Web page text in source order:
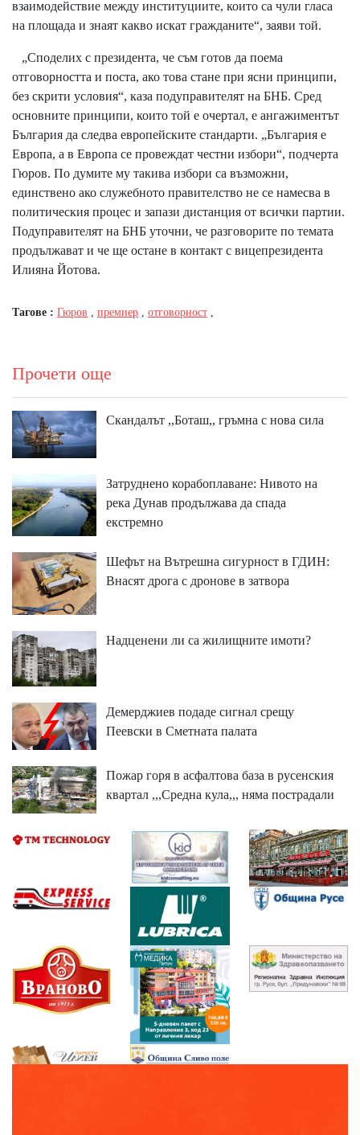
взаимодействие между институциите, които са чули гласа
на площада и знаят какво искат гражданите“, заяви той.
„Споделих с президента, че съм готов да поема
отговорността и поста, ако това стане при ясни принципи,
без скрити условия“, каза подуправителят на БНБ. Сред
основните принципи, които той е очертал, е ангажиментът
България да следва европейските стандарти. „България е
Европа, а в Европа се провеждат честни избори“, подчерта
Гюров. По думите му такива избори са възможни,
единствено ако служебното правителство не се намесва в
политическия процес и запази дистанция от всички партии.
Подуправителят на БНБ уточни, че разговорите по темата
продължават и че ще остане в контакт с вицепрезидента
Илияна Йотова.
Тагове : Гюров , премиер , отговорност ,
Прочети още
Скандалът ,,Боташ,, гръмна с нова сила
Затруднено корабоплаване: Нивото на
река Дунав продължава да спада
екстремно
Шефът на Вътрешна сигурност в ГДИН:
Внасят дрога с дронове в затвора
Надценени ли са жилищните имоти?
Демерджиев подаде сигнал срещу
Пеевски в Сметната палата
Пожар горя в асфалтова база в русенския
квартал ,,,Средна кула,,, няма пострадали